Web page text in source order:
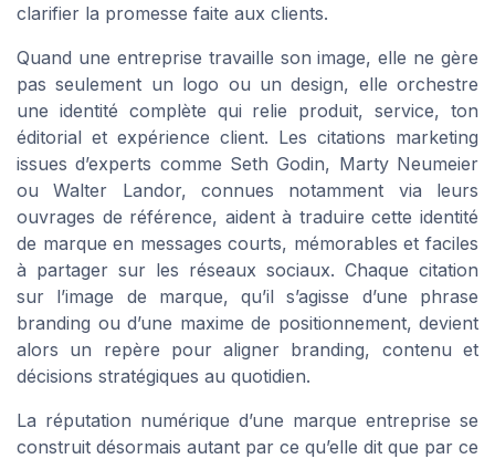
clarifier la promesse faite aux clients.
Quand une entreprise travaille son image, elle ne gère
pas seulement un logo ou un design, elle orchestre
une identité complète qui relie produit, service, ton
éditorial et expérience client. Les citations marketing
issues d’experts comme Seth Godin, Marty Neumeier
ou Walter Landor, connues notamment via leurs
ouvrages de référence, aident à traduire cette identité
de marque en messages courts, mémorables et faciles
à partager sur les réseaux sociaux. Chaque citation
sur l’image de marque, qu’il s’agisse d’une phrase
branding ou d’une maxime de positionnement, devient
alors un repère pour aligner branding, contenu et
décisions stratégiques au quotidien.
La réputation numérique d’une marque entreprise se
construit désormais autant par ce qu’elle dit que par ce